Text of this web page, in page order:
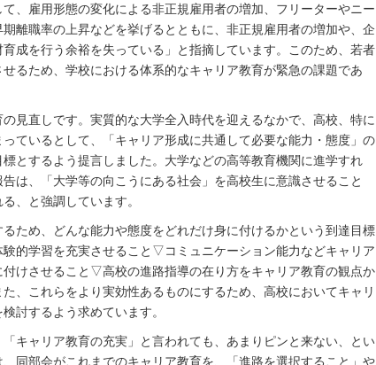
、雇用形態の変化による非正規雇用者の増加、フリーターやニー
離職率の上昇などを挙げるとともに、非正規雇用者の増加や、企
成を行う余裕を失っている」と指摘しています。このため、若者
るため、学校における体系的なキャリア教育が緊急の課題であ
見直しです。実質的な大学全入時代を迎えるなかで、高校、特に
ているとして、「キャリア形成に共通して必要な能力・態度」の
とするよう提言しました。大学などの高等教育機関に進学すれ
は、「大学等の向こうにある社会」を高校生に意識させること
、と強調しています。
ため、どんな能力や態度をどれだけ身に付けるかという到達目標
的学習を充実させること▽コミュニケーション能力などキャリア
けさせること▽高校の進路指導の在り方をキャリア教育の観点か
、これらをより実効性あるものにするため、高校においてキャリ
討するよう求めています。
キャリア教育の充実」と言われても、あまりピンと来ない、とい
同部会がこれまでのキャリア教育を、「進路を選択すること」や